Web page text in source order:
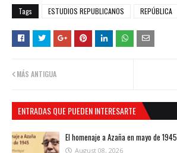
Tags ESTUDIOS REPUBLICANOS REPÚBLICA
MÁS ANTIGUA
ENTRADAS QUE PUEDEN INTERESARTE
El homenaje a Azaña en mayo de 1945
August 08, 2026